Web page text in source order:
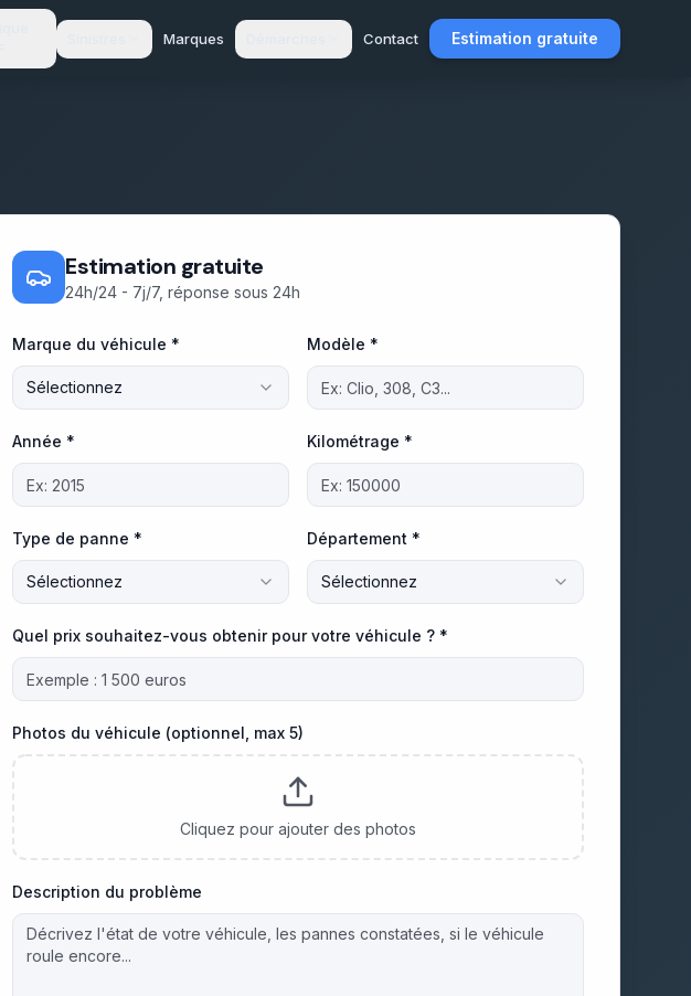
Marques Contact Estimation gratuite
Estimation gratuite
24h/24 - 7j/7, réponse sous 24h
Marque du véhicule *
Sélectionnez
Modèle *
Année * Kilométrage *
Type de panne *
Sélectionnez
Département *
Sélectionnez
Quel prix souhaitez-vous obtenir pour votre véhicule ? *
Photos du véhicule (optionnel, max 5)
Cliquez pour ajouter des photos
Description du problème